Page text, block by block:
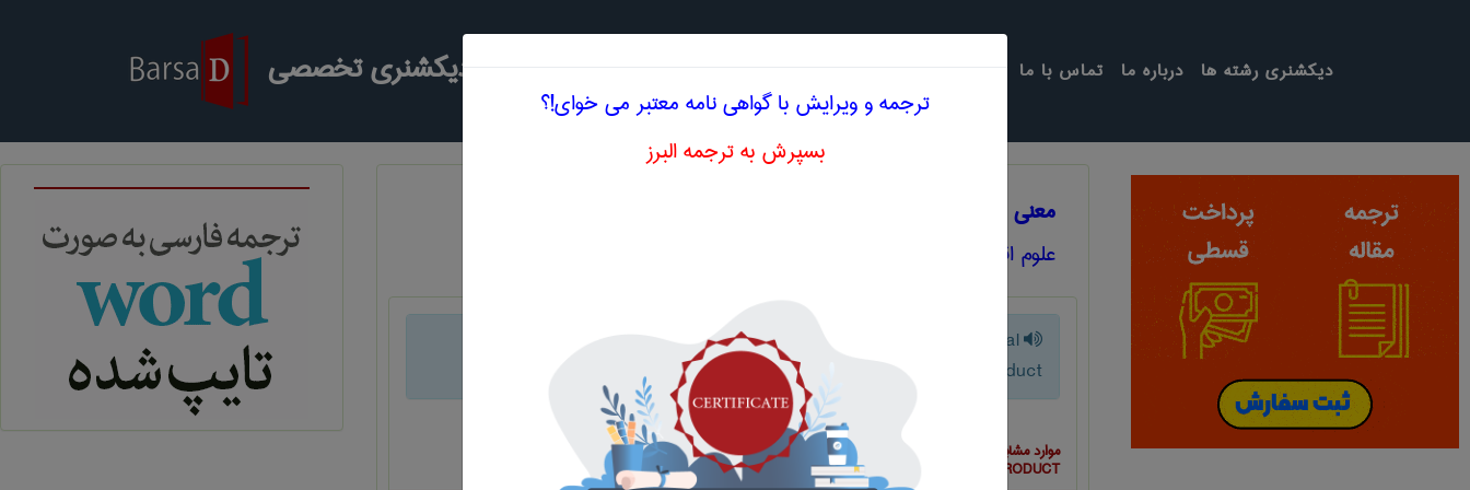
جستجو در دیکشنری تخصصی تماس با ما درباره ما دیکشنری رشته ها
معنی NET NATIONAL PRODUCT
علوم اقتصادی
net national
product
محصول خالص ملی
موارد مشابه با اصطلاح تخصصی انگلیسی NET NATIONAL
PRODUCT
ترجمه و ویرایش با گواهی نامه معتبر می خوای!؟
بسپرش به ترجمه البرز